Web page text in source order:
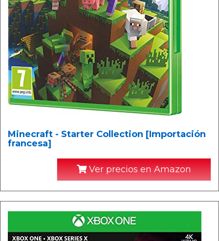
Minecraft - Starter Collection [Importación
francesa]
Ver precios en Amazon